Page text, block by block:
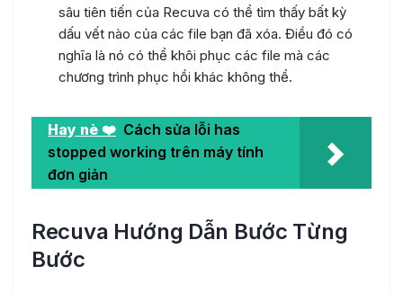
sâu tiên tiến của Recuva có thể tìm thấy bất kỳ
dấu vết nào của các file bạn đã xóa. Điều đó có
nghĩa là nó có thể khôi phục các file mà các
chương trình phục hồi khác không thể.
Hay nè ❤️ Cách sửa lỗi has
stopped working trên máy tính
đơn giản
Recuva Hướng Dẫn Bước Từng
Bước